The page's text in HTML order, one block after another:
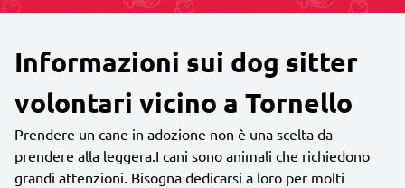
Informazioni sui dog sitter
volontari vicino a Tornello
Prendere un cane in adozione non è una scelta da
prendere alla leggera.I cani sono animali che richiedono
grandi attenzioni. Bisogna dedicarsi a loro per molti